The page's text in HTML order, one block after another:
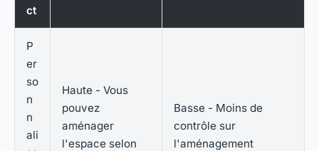
ct
P
er
so
n
n
ali
Haute - Vous
pouvez
aménager
l'espace selon
Basse - Moins de
contrôle sur
l'aménagement